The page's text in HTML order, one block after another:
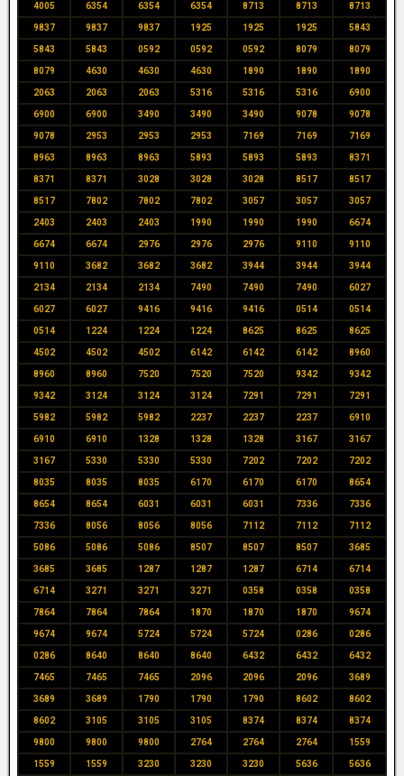
4005 6354 6354 6354 8713 8713 8713
9837 9837 9837 1925 1925 1925 5843
5843 5843 0592 0592 0592 8079 8079
8079 4630 4630 4630 1890 1890 1890
2063 2063 2063 5316 5316 5316 6900
6900 6900 3490 3490 3490 9078 9078
9078 2953 2953 2953 7169 7169 7169
8963 8963 8963 5893 5893 5893 8371
8371 8371 3028 3028 3028 8517 8517
8517 7802 7802 7802 3057 3057 3057
2403 2403 2403 1990 1990 1990 6674
6674 6674 2976 2976 2976 9110 9110
9110 3682 3682 3682 3944 3944 3944
2134 2134 2134 7490 7490 7490 6027
6027 6027 9416 9416 9416 0514 0514
0514 1224 1224 1224 8625 8625 8625
4502 4502 4502 6142 6142 6142 8960
8960 8960 7520 7520 7520 9342 9342
9342 3124 3124 3124 7291 7291 7291
5982 5982 5982 2237 2237 2237 6910
6910 6910 1328 1328 1328 3167 3167
3167 5330 5330 5330 7202 7202 7202
8035 8035 8035 6170 6170 6170 8654
8654 8654 6031 6031 6031 7336 7336
7336 8056 8056 8056 7112 7112 7112
5086 5086 5086 8507 8507 8507 3685
3685 3685 1287 1287 1287 6714 6714
6714 3271 3271 3271 0358 0358 0358
7864 7864 7864 1870 1870 1870 9674
9674 9674 5724 5724 5724 0286 0286
0286 8640 8640 8640 6432 6432 6432
7465 7465 7465 2096 2096 2096 3689
3689 3689 1790 1790 1790 8602 8602
8602 3105 3105 3105 8374 8374 8374
9800 9800 9800 2764 2764 2764 1559
1559 1559 3230 3230 3230 5636 5636